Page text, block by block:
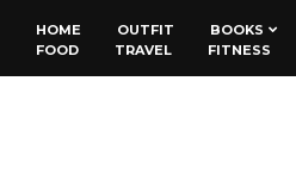
HOME OUTFIT BOOKS
FOOD
TRAVEL FITNESS